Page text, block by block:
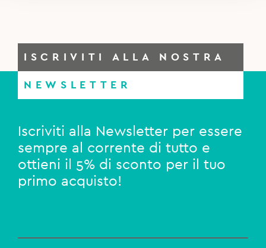
ISCRIVITI ALLA NOSTRA
NEWSLETTER
Iscriviti alla Newsletter per essere
sempre al corrente di tutto e
ottieni il 5% di sconto per il tuo
primo acquisto!